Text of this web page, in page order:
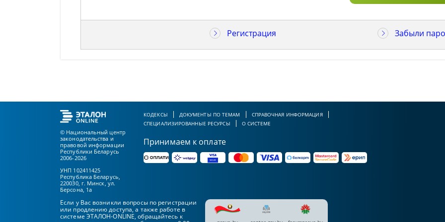
Регистрация Забыли
© Национальный центр
законодательства и
правовой информации
Республики Беларусь
2006-2026
УНП 102411425
Республика Беларусь,
220030, г. Минск, ул.
Берсона, 1а
КОДЕКСЫ ДОКУМЕНТЫ ПО ТЕМАМ
СПРАВОЧНАЯ ИНФОРМАЦИЯ
СПЕЦИАЛИЗИРОВАННЫЕ РЕСУРСЫ
О СИСТЕМЕ
Принимаем к оплате
Если у Вас возникли вопросы по регистрации
или продлению доступа, а также работе в
системе ЭТАЛОН-ONLINE, обращайтесь к